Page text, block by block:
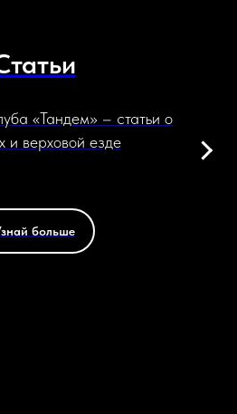
«Тандем» – статьи о
и верховой езде
больше